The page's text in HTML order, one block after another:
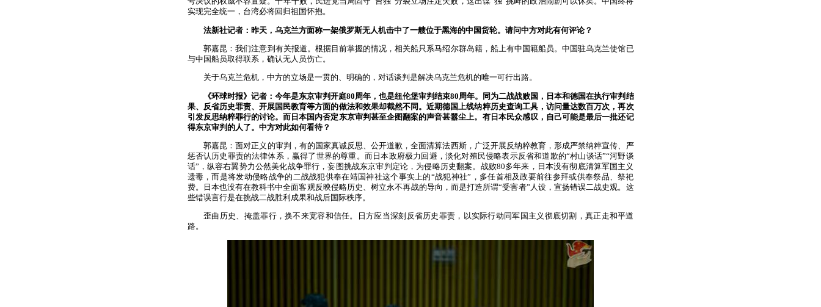
实现完全统一，台湾必将回归祖国怀抱。
法新社记者：昨天，乌克兰方面称一架俄罗斯无人机击中了一艘位于黑海的中国货轮。请问中方对此有何评论？
郭嘉昆：我们注意到有关报道。根据目前掌握的情况，相关船只系马绍尔群岛籍，船上有中国籍船员。中国驻乌克兰使馆已
与中国船员取得联系，确认无人员伤亡。
关于乌克兰危机，中方的立场是一贯的、明确的，对话谈判是解决乌克兰危机的唯一可行出路。
《环球时报》记者：今年是东京审判开庭80周年，也是纽伦堡审判结束80周年。同为二战战败国，日本和德国在执行审判结
果、反省历史罪责、开展国民教育等方面的做法和效果却截然不同。近期德国上线纳粹历史查询工具，访问量达数百万次，再次
引发反思纳粹罪行的讨论。而日本国内否定东京审判甚至企图翻案的声音甚嚣尘上。有日本民众感叹，自己可能是最后一批还记
得东京审判的人了。中方对此如何看待？
郭嘉昆：面对正义的审判，有的国家真诚反思、公开道歉，全面清算法西斯，广泛开展反纳粹教育，形成严禁纳粹宣传、严
惩否认历史罪责的法律体系，赢得了世界的尊重。而日本政府极力回避，淡化对殖民侵略表示反省和道歉的“村山谈话”“河野谈
话”，纵容右翼势力公然美化战争罪行，妄图挑战东京审判定论，为侵略历史翻案。战败80多年来，日本没有彻底清算军国主义
遗毒，而是将发动侵略战争的二战战犯供奉在靖国神社这个事实上的“战犯神社”，多任首相及政要前往参拜或供奉祭品、祭祀
费。日本也没有在教科书中全面客观反映侵略历史、树立永不再战的导向，而是打造所谓“受害者”人设，宣扬错误二战史观。这
些错误言行是在挑战二战胜利成果和战后国际秩序。
歪曲历史、掩盖罪行，换不来宽容和信任。日方应当深刻反省历史罪责，以实际行动同军国主义彻底切割，真正走和平道
路。